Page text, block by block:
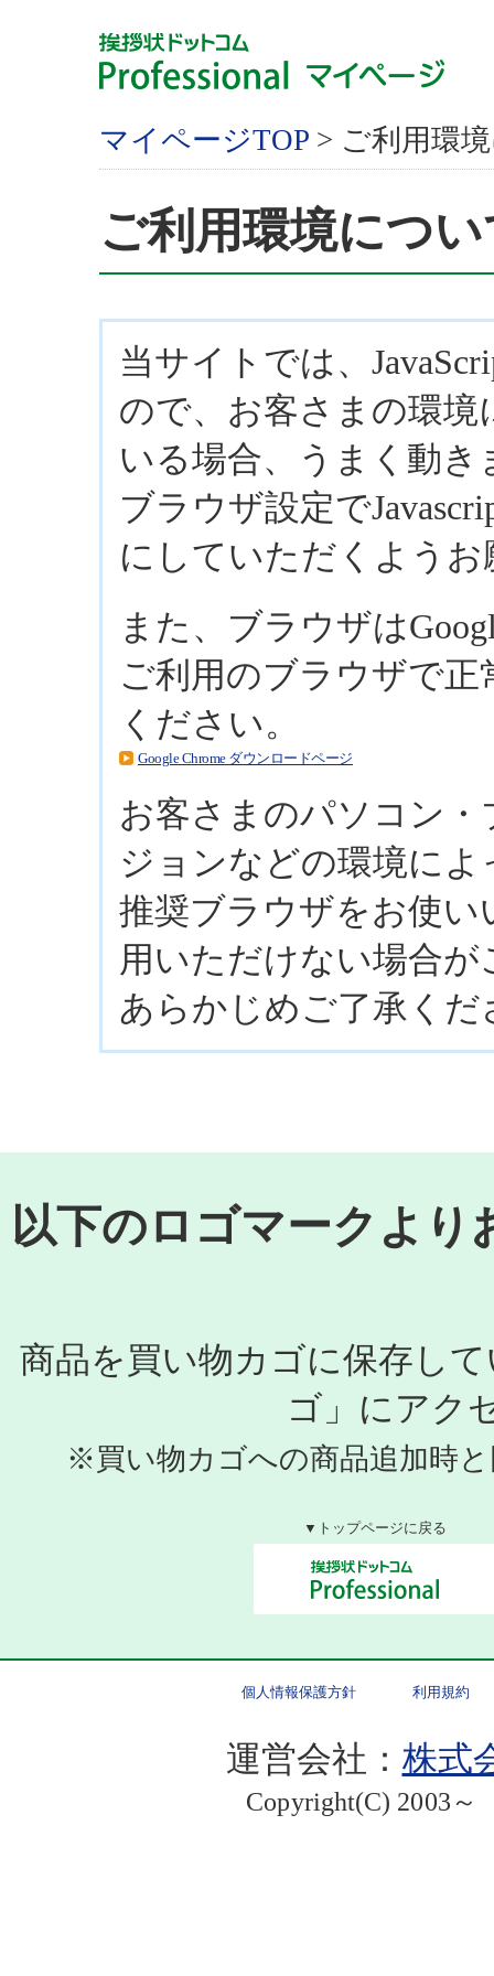
マイページTOP > ご利用環
ご利用環境につ
当サイトでは、
ので、お客さまの環
いる場合、うまく動き
ブラウザ設定で
にしていただくよう
また、ブラウザは
ご利用のブラウザで
ください。
Google Chrome ダウンロードページ
お客さまのパソコン・
ジョンなどの環境によ
推奨ブラウザをお使
用いただけない場合が
あらかじめご了承くだ
以下のロゴマークより
商品を買い物カゴに保存し
ゴ」にアク
※買い物カゴへの商品追加時
▼トップページに戻る
個人情報保護方針 利用規約
運営会社： 株式
Copyright(C) 2003